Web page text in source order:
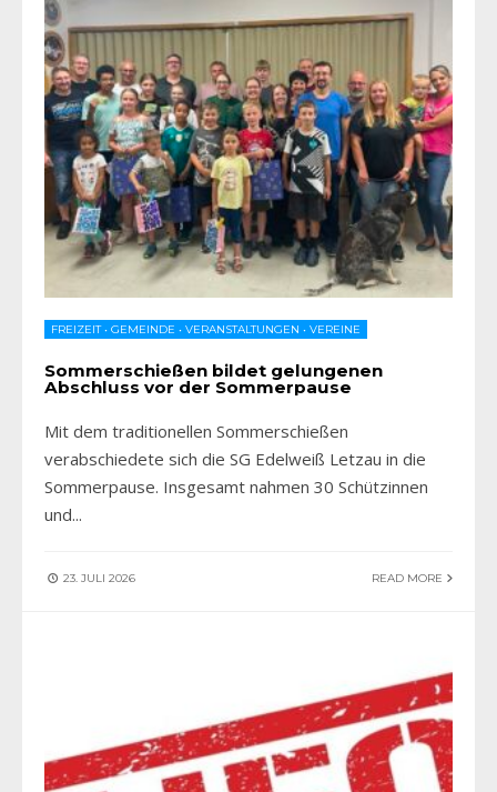
FREIZEIT• GEMEINDE • VERANSTALTUNGEN • VEREINE
Sommerschießen bildet gelungenen
Abschluss vor der Sommerpause
Mit dem traditionellen Sommerschießen
verabschiedete sich die SG Edelweiß Letzau in die
Sommerpause. Insgesamt nahmen 30 Schützinnen
und...
23. JULI 2026 READ MORE